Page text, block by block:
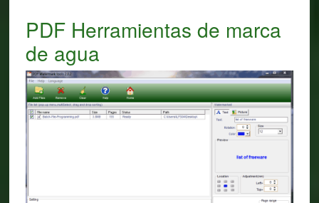
PDF Herramientas de marca
de agua